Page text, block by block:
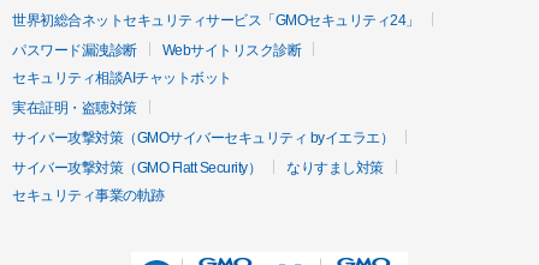
世界初総合ネットセキュリティサービス「GMOセキュリティ24」
パスワード漏洩診断
Webサイトリスク診断
セキュリティ相談AIチャットボット
実在証明・盗聴対策
サイバー攻撃対策（GMOサイバーセキュリティ byイエラエ）
サイバー攻撃対策（GMO Flatt Security）
なりすまし対策
セキュリティ事業の軌跡